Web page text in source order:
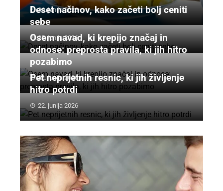
26. junija 2026
Deset načinov, kako začeti bolj ceniti
sebe
25. junija 2026
Osem navad, ki krepijo značaj in
odnose: preprosta pravila, ki jih hitro
pozabimo
22. junija 2026
Pet neprijetnih resnic, ki jih življenje
hitro potrdi
22. junija 2026